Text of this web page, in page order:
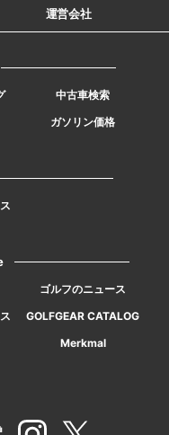
運営会社
中古車検索
ガソリン価格
ゴルフのニュース
GOLFGEAR CATALOG
Merkmal